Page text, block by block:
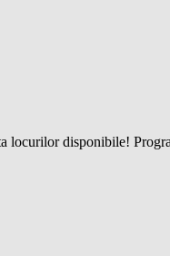
disponibile!